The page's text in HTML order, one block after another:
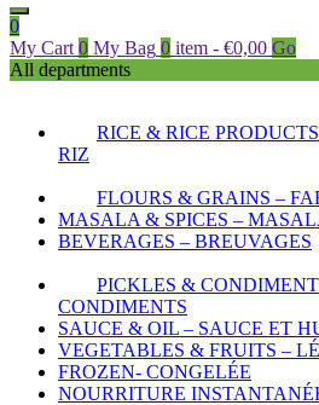
0
My Cart 0 My Bag 0 item - €0,00 Go
All departments
RICE & RICE
RIZ
FLOURS & GRAINS –
MASALA & SPICES –
BEVERAGES – BREUVAGES
PICKLES &
CONDIMENTS
SAUCE & OIL – SAUCE ET
VEGETABLES & FRUITS –
FROZEN- CONGELÉE
NOURRITURE